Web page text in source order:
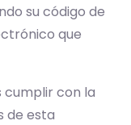
su código de
que
cumplir con la
de esta